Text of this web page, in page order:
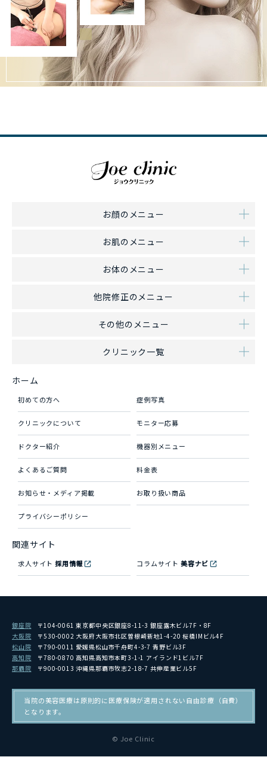
お顔のメニュー
お肌のメニュー
お体のメニュー
他院修正のメニュー
その他のメニュー
クリニック一覧
ホーム
初めての方へ 症例写真
クリニックについて モニター応募
ドクター紹介 機器別メニュー
よくあるご質問 料金表
お知らせ・メディア掲載 お取り扱い商品
プライバシーポリシー
関連サイト
求人サイト採用情報 コラムサイト 美容ナビ
銀座院
〒104-0061 東京都中央区銀座8-11-3 銀座露木ビル7F・8F
大阪院
〒530-0002 大阪府大阪市北区曽根崎新地1-4-20 桜橋IMビル4F
松山院
〒790-0011 愛媛県松山市千舟町4-3-7 青野ビル3F
高知院
〒780-0870 高知県高知市本町3-1-1 アイランド1ビル7F
那覇院
〒900-0013 沖縄県那覇市牧志2-18-7 共伸産業ビル5F
当院の美容医療は原則的に医療保険が適用されない自由診療（自費）
となります。
© Joe Clinic